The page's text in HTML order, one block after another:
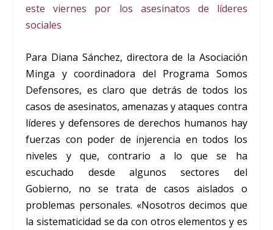
este viernes por los asesinatos de líderes
sociales
Para Diana Sánchez, directora de la Asociación
Minga y coordinadora del Programa Somos
Defensores, es claro que detrás de todos los
casos de asesinatos, amenazas y ataques contra
líderes y defensores de derechos humanos hay
fuerzas con poder de injerencia en todos los
niveles y que, contrario a lo que se ha
escuchado desde algunos sectores del
Gobierno, no se trata de casos aislados o
problemas personales. «Nosotros decimos que
la sistematicidad se da con otros elementos y es